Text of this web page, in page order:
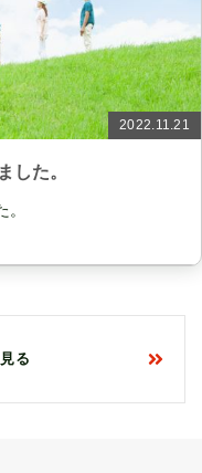
2022.11.21
した。
る